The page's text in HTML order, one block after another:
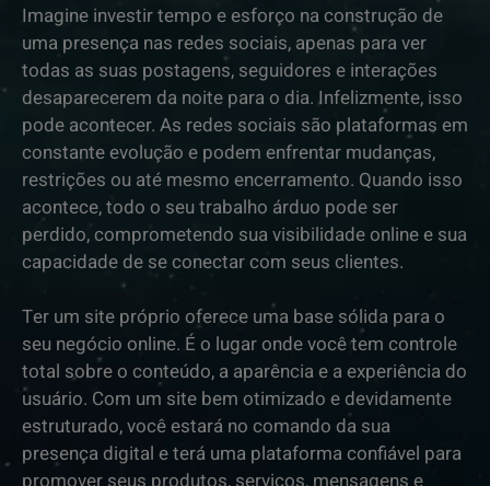
Imagine investir tempo e esforço na construção de
uma presença nas redes sociais, apenas para ver
todas as suas postagens, seguidores e interações
desaparecerem da noite para o dia. Infelizmente, isso
pode acontecer. As redes sociais são plataformas em
constante evolução e podem enfrentar mudanças,
restrições ou até mesmo encerramento. Quando isso
acontece, todo o seu trabalho árduo pode ser
perdido, comprometendo sua visibilidade online e sua
capacidade de se conectar com seus clientes.
Ter um site próprio oferece uma base sólida para o
seu negócio online. É o lugar onde você tem controle
total sobre o conteúdo, a aparência e a experiência do
usuário. Com um site bem otimizado e devidamente
estruturado, você estará no comando da sua
presença digital e terá uma plataforma confiável para